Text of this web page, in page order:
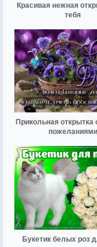
Красивая нежная
тебя
Прикольная открытка
пожеланиями
Букетик белых роз